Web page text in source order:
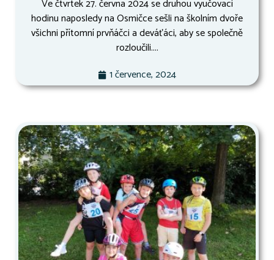
Ve čtvrtek 27. června 2024 se druhou vyučovací
hodinu naposledy na Osmičce sešli na školním dvoře
všichni přítomní prvňáčci a deváťáci, aby se společně
rozloučili....
1 července, 2024